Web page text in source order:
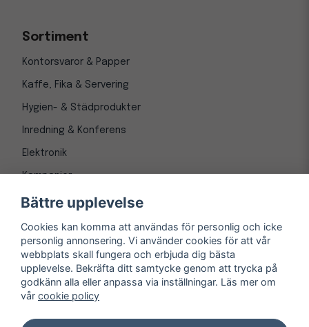
Sortiment
Kontorsvaror & Papper
Kaffe, Fika & Servering
Hygien- & Städprodukter
Inredning & Konferens
Elektronik
Kampanjer
© Copyright 1997-2026
Bättre upplevelse
Cookies kan komma att användas för personlig och icke
personlig annonsering. Vi använder cookies för att vår
webbplats skall fungera och erbjuda dig bästa
upplevelse. Bekräfta ditt samtycke genom att trycka på
godkänn alla eller anpassa via inställningar. Läs mer om
vår cookie policy